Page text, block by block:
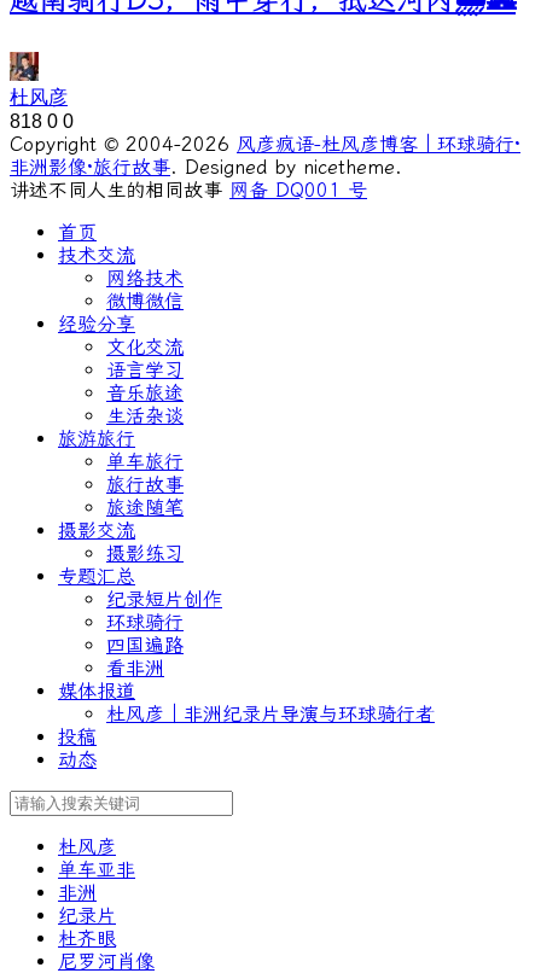
杜风彦
818 0 0
Copyright © 2004-2026 风彦疯语-杜风彦博客｜环球骑行·
非洲影像·旅行故事. Designed by nicetheme.
讲述不同人生的相同故事 网备 DQ001 号
首页
技术交流
网络技术
微博微信
经验分享
文化交流
语言学习
音乐旅途
生活杂谈
旅游旅行
单车旅行
旅行故事
旅途随笔
摄影交流
摄影练习
专题汇总
纪录短片创作
环球骑行
四国遍路
看非洲
媒体报道
杜风彦｜非洲纪录片导演与环球骑行者
投稿
动态
杜风彦
单车亚非
非洲
纪录片
杜齐眼
尼罗河肖像